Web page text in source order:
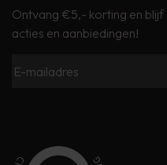
Ontvang €5,- korting en
acties en aanbiedingen!